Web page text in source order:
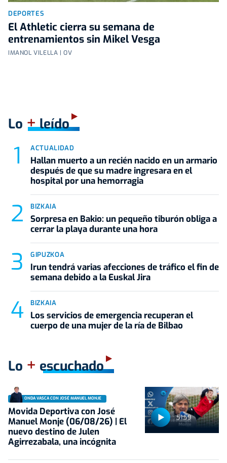
DEPORTES
El Athletic cierra su semana de
entrenamientos sin Mikel Vesga
IMANOL VILELLA | OV
Lo +leído
ACTUALIDAD
Hallan muerto a un recién nacido en un armario
después de que su madre ingresara en el
hospital por una hemorragia
BIZKAIA
Sorpresa en Bakio: un pequeño tiburón obliga a
cerrar la playa durante una hora
GIPUZKOA
Irun tendrá varias afecciones de tráfico el fin de
semana debido a la Euskal Jira
BIZKAIA
Los servicios de emergencia recuperan el
cuerpo de una mujer de la ría de Bilbao
Lo + escuchado
51:59
ONDA VASCA CON JOSÉ MANUEL MONJE
Movida Deportiva con José
Manuel Monje (06/08/26) | El
nuevo destino de Julen
Agirrezabala, una incógnita